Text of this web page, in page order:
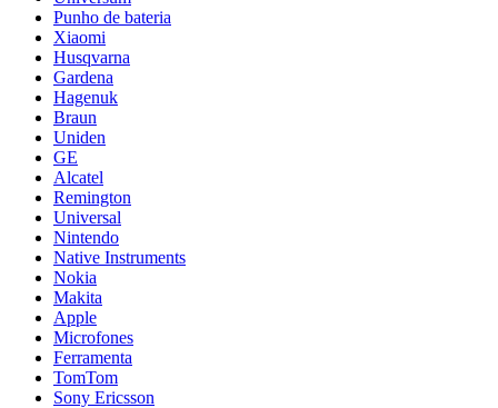
Punho de bateria
Xiaomi
Husqvarna
Gardena
Hagenuk
Braun
Uniden
GE
Alcatel
Remington
Universal
Nintendo
Native Instruments
Nokia
Makita
Apple
Microfones
Ferramenta
TomTom
Sony Ericsson